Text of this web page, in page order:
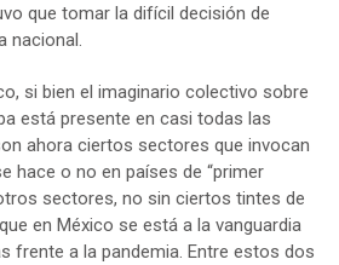
que tomar la difícil decisión de
nacional.
si bien el imaginario colectivo sobre
está presente en casi todas las
ahora ciertos sectores que invocan
hace o no en países de “primer
sectores, no sin ciertos tintes de
en México se está a la vanguardia
frente a la pandemia. Entre estos dos